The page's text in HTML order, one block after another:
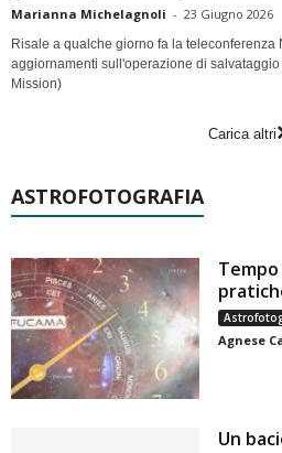
Marianna Michelagnoli - 23 Giugno 2026
Risale a qualche giorno fa la teleconferenza
aggiornamenti sull'operazione di
Mission)
Carica altri
ASTROFOTOGRAFIA
Agnese
Un